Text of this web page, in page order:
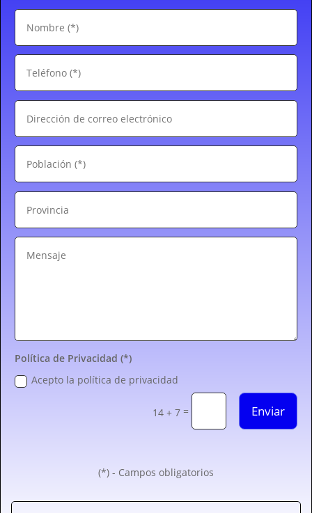
Política de Privacidad (*)
Acepto la política de privacidad
14 + 7 = Enviar
(*) - Campos obligatorios